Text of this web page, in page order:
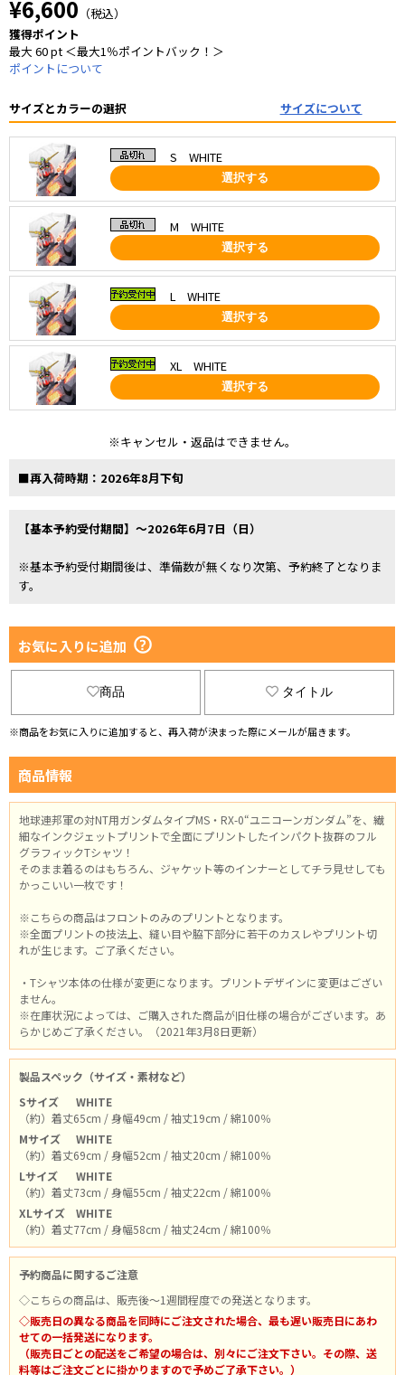
¥6,600 （税込）
獲得ポイント
最大 60 pt ＜最大1％ポイントバック！＞
ポイントについて
サイズとカラーの選択 サイズについて
S WHITE
選択する
M WHITE
選択する
L WHITE
選択する
XL WHITE
選択する
※キャンセル・返品はできません。
■再入荷時期：2026年8月下旬
【基本予約受付期間】～2026年6月7日（日）
※基本予約受付期間後は、準備数が無くなり次第、予約終了となりま
す。
お気に入りに追加
商品 タイトル
※商品をお気に入りに追加すると、再入荷が決まった際にメールが届きます。
商品情報
地球連邦軍の対NT用ガンダムタイプMS・RX-0“ユニコーンガンダム”を、繊
細なインクジェットプリントで全面にプリントしたインパクト抜群のフル
グラフィックTシャツ！
そのまま着るのはもちろん、ジャケット等のインナーとしてチラ見せしても
かっこいい一枚です！
※こちらの商品はフロントのみのプリントとなります。
※全面プリントの技法上、縫い目や脇下部分に若干のカスレやプリント切
れが生じます。ご了承ください。
・Tシャツ本体の仕様が変更になります。プリントデザインに変更はござい
ません。
※在庫状況によっては、ご購入された商品が旧仕様の場合がございます。あ
らかじめご了承ください。（2021年3月8日更新）
製品スペック（サイズ・素材など）
Sサイズ
WHITE
（約）着丈65cm / 身幅49cm / 袖丈19cm / 綿100％
Mサイズ
WHITE
（約）着丈69cm / 身幅52cm / 袖丈20cm / 綿100％
Lサイズ
WHITE
（約）着丈73cm / 身幅55cm / 袖丈22cm / 綿100％
XLサイズ
WHITE
（約）着丈77cm / 身幅58cm / 袖丈24cm / 綿100％
予約商品に関するご注意
◇こちらの商品は、販売後～1週間程度での発送となります。
◇販売日の異なる商品を同時にご注文された場合、最も遅い販売日にあわ
せての一括発送になります。
（販売日ごとの配送をご希望の場合は、別々にご注文下さい。その際、送
料等はご注文ごとに掛かりますので予めご了承下さい。）